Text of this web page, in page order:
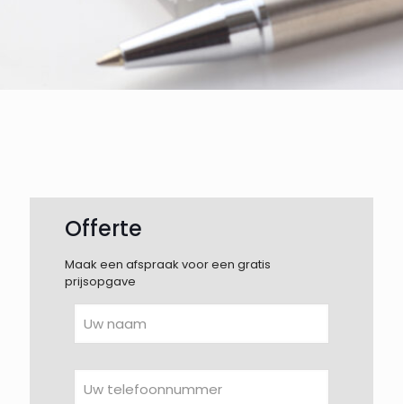
Offerte
Maak een afspraak voor een gratis
prijsopgave